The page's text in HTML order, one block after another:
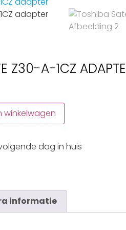
Z30-A-1CZ
dag in huis
informatie